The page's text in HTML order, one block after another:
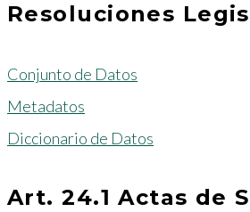
Resoluciones
Conjunto de Datos
Metadatos
Diccionario de Datos
Art. 24.1 Actas de